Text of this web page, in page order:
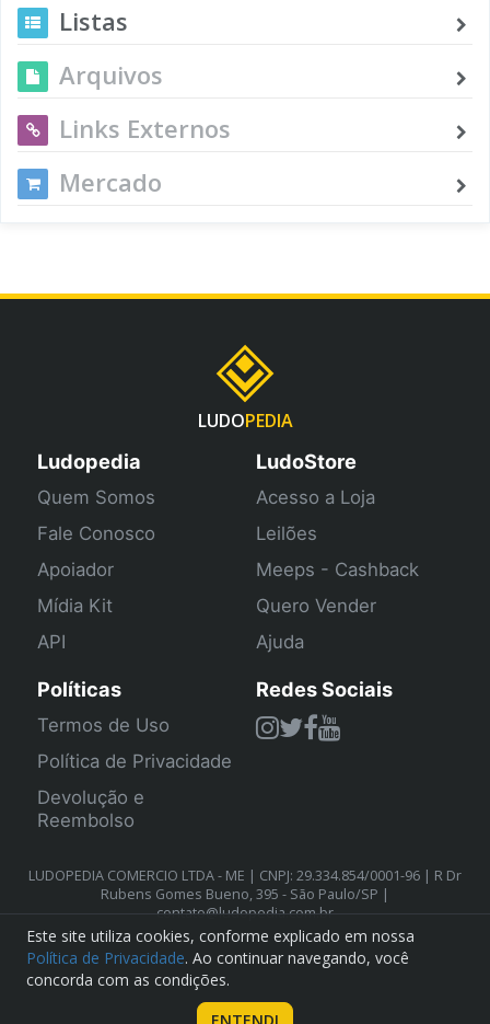
Listas
Arquivos
Links Externos
Mercado
LUDOPEDIA
Ludopedia
Quem Somos
Fale Conosco
Apoiador
Mídia Kit
API
LudoStore
Acesso a Loja
Leilões
Meeps - Cashback
Quero Vender
Ajuda
Políticas
Termos de Uso
Política de Privacidade
Devolução e
Reembolso
Redes Sociais
LUDOPEDIA COMERCIO LTDA - ME | CNPJ: 29.334.854/0001-96 | R Dr
Rubens Gomes Bueno, 395 - São Paulo/SP |
contato@ludopedia.com.br
Este site utiliza cookies, conforme explicado em nossa
Política de Privacidade. Ao continuar navegando, você
concorda com as condições.